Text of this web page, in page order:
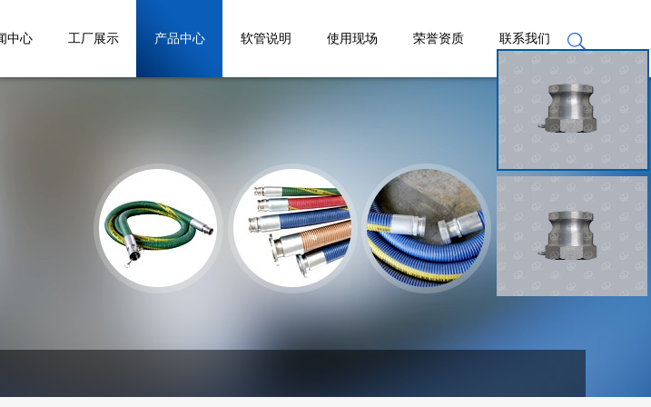
中心 工厂展示 产品中心 软管说明 使用现场 荣誉资质 联系我们